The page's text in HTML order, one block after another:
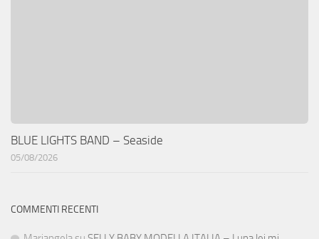
BLUE LIGHTS BAND – Seaside
05/08/2026
COMMENTI RECENTI